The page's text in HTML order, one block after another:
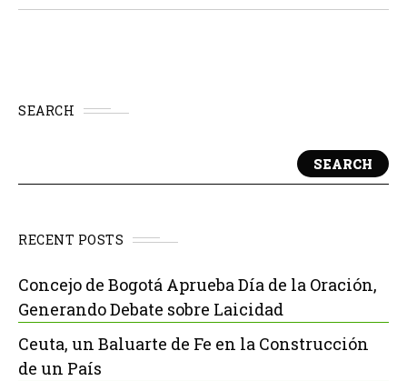
SEARCH
SEARCH
RECENT POSTS
Concejo de Bogotá Aprueba Día de la Oración,
Generando Debate sobre Laicidad
Ceuta, un Baluarte de Fe en la Construcción
de un País